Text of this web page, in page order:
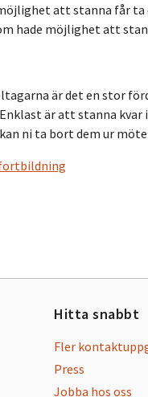
att stanna får
hade möjlighet att
är det en stor
är att stanna
ni ta bort dem ur
Hitta snabbt
Fler
Press
Jobba hos oss